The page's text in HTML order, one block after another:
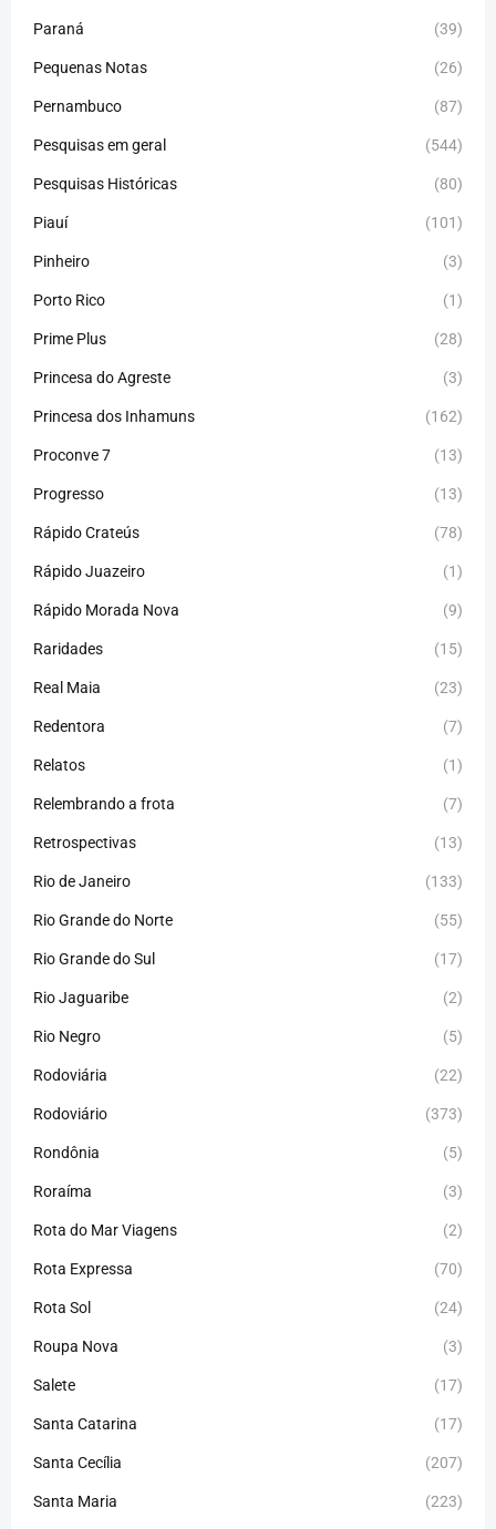
Paraná (39)
Pequenas Notas (26)
Pernambuco (87)
Pesquisas em geral (544)
Pesquisas Históricas (80)
Piauí (101)
Pinheiro (3)
Porto Rico (1)
Prime Plus (28)
Princesa do Agreste (3)
Princesa dos Inhamuns (162)
Proconve 7 (13)
Progresso (13)
Rápido Crateús (78)
Rápido Juazeiro (1)
Rápido Morada Nova (9)
Raridades (15)
Real Maia (23)
Redentora (7)
Relatos (1)
Relembrando a frota (7)
Retrospectivas (13)
Rio de Janeiro (133)
Rio Grande do Norte (55)
Rio Grande do Sul (17)
Rio Jaguaribe (2)
Rio Negro (5)
Rodoviária (22)
Rodoviário (373)
Rondônia (5)
Roraíma (3)
Rota do Mar Viagens (2)
Rota Expressa (70)
Rota Sol (24)
Roupa Nova (3)
Salete (17)
Santa Catarina (17)
Santa Cecília (207)
Santa Maria (223)